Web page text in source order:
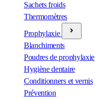
Sachets froids
Thermomètres
Prophylaxie
Blanchiments
Poudres de prophylaxie
Hygiène dentaire
Conditionners et vernis
Prévention